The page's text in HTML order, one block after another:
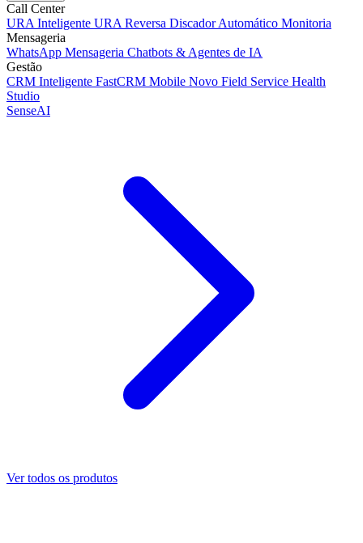
Call Center
URA Inteligente URA Reversa Discador Automático Monitoria
Mensageria
WhatsApp Mensageria Chatbots & Agentes de IA
Gestão
CRM Inteligente FastCRM Mobile Novo Field Service Health
Studio
SenseAI
Ver todos os produtos